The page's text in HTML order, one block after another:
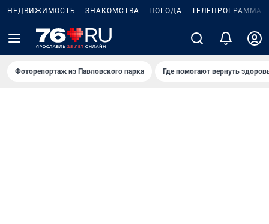
НЕДВИЖИМОСТЬ ЗНАКОМСТВА ПОГОДА ТЕЛЕПРОГРАММА
Фоторепортаж из Павловского парка Где помогают вернуть